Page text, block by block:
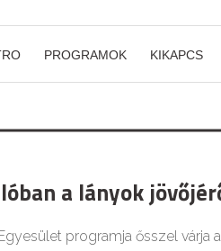
PROGRAMOK KIKAPCS
a lányok
programja ősszel várja